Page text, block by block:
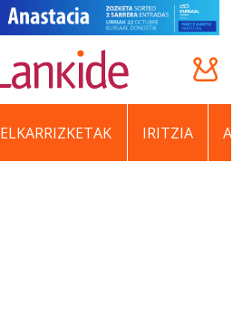
ELKARRIZKETAK IRITZIA